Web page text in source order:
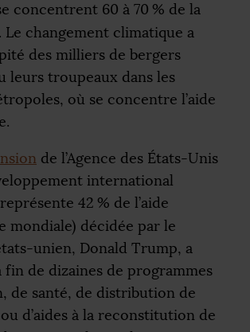
concentrent 60 à 70 % de la
changement climatique a
des milliers de bergers
leurs troupeaux dans les
où se concentre l’aide
de l’Agence des États-Unis
international
42 % de l’aide
mondiale) décidée par le
unien, Donald Trump, a
de dizaines de programmes
de santé, de distribution de
d’aides à la reconstitution de